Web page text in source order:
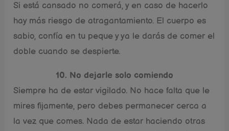
Si está cansado no comerá, y en caso de hacerlo
hay más riesgo de atragantamiento. El cuerpo es
sabio, confía en tu peque y ya le darás de comer el
doble cuando se despierte.
10. No dejarle solo comiendo
Siempre ha de estar vigilado. No hace falta que le
mires fijamente, pero debes permanecer cerca a
la vez que comes. Nada de estar haciendo otras